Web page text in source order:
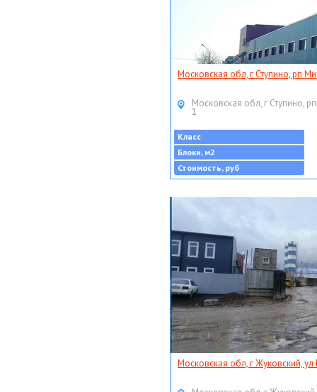
Московская обл, г Ступино, рп
Московская обл, г Ступино,
1
Класс
Блоки, м2
Стоимость, руб
Московская обл, г Жуковский,